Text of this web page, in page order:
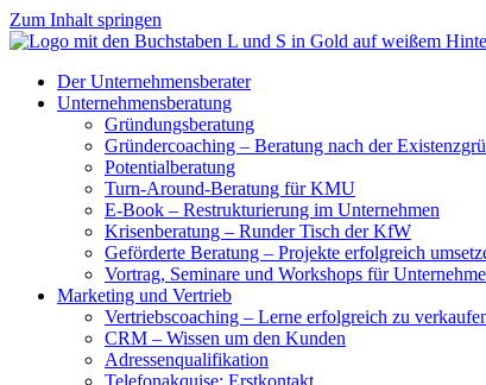
Zum Inhalt springen
Der Unternehmensberater
Unternehmensberatung
Gründungsberatung
Gründercoaching – Beratung nach der
Potentialberatung
Turn-Around-Beratung für KMU
E-Book – Restrukturierung im Unternehmen
Krisenberatung – Runder Tisch der KfW
Geförderte Beratung – Projekte erfolgreich
Vortrag, Seminare und Workshops für
Marketing und Vertrieb
Vertriebscoaching – Lerne erfolgreich zu
CRM – Wissen um den Kunden
Adressenqualifikation
Telefonakquise: Erstkontakt